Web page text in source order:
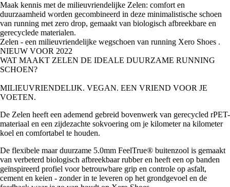
Maak kennis met de milieuvriendelijke Zelen: comfort en
duurzaamheid worden gecombineerd in deze minimalistische schoen
van running met zero drop, gemaakt van biologisch afbreekbare en
gerecyclede materialen.
Zelen - een milieuvriendelijke wegschoen van running Xero Shoes .
NIEUW VOOR 2022
WAT MAAKT ZELEN DE IDEALE DUURZAME RUNNING
SCHOEN?
MILIEUVRIENDELIJK. VEGAN. EEN VRIEND VOOR JE
VOETEN.
De Zelen heeft een ademend gebreid bovenwerk van gerecycled rPET-
materiaal en een zijdezachte sokvoering om je kilometer na kilometer
koel en comfortabel te houden.
De flexibele maar duurzame 5.0mm FeelTrue® buitenzool is gemaakt
van verbeterd biologisch afbreekbaar rubber en heeft een op banden
geïnspireerd profiel voor betrouwbare grip en controle op asfalt,
cement en keien - zonder in te leveren op het grondgevoel en de